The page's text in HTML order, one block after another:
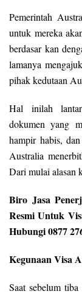
Pemerintah
untuk mereka
berdasar kan
lamanya
pihak kedutaan
Hal inilah
dokumen yang
hampir habis,
Australia
Dari mulai alasan
Biro Jasa
Resmi Untuk
Hubungi 0877
Kegunaan Visa
Saat sebelum